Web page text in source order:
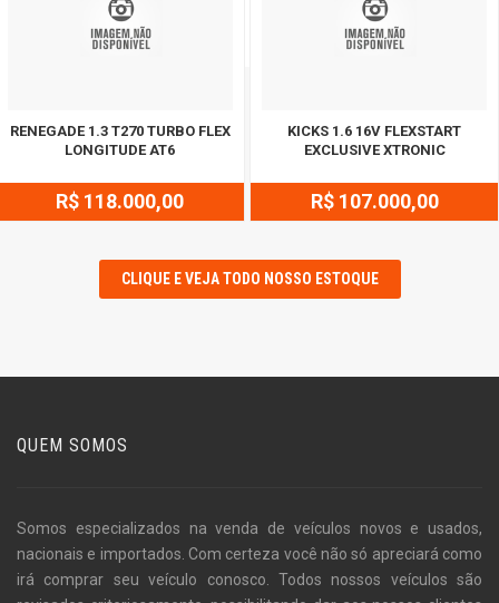
RENEGADE 1.3 T270 TURBO FLEX
LONGITUDE AT6
R$ 118.000,00
KICKS 1.6 16V FLEXSTART
EXCLUSIVE XTRONIC
R$ 107.000,00
CLIQUE E VEJA TODO NOSSO ESTOQUE
QUEM SOMOS
Somos especializados na venda de veículos novos e usados,
nacionais e importados. Com certeza você não só apreciará como
irá comprar seu veículo conosco. Todos nossos veículos são